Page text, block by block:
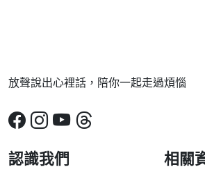
放聲說出心裡話，陪你一起走過煩惱
認識我們 相關